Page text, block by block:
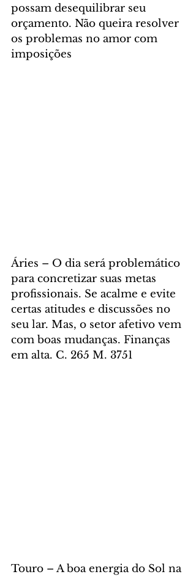
possam desequilibrar seu
orçamento. Não queira resolver
os problemas no amor com
imposições
Áries – O dia será problemático
para concretizar suas metas
profissionais. Se acalme e evite
certas atitudes e discussões no
seu lar. Mas, o setor afetivo vem
com boas mudanças. Finanças
em alta. C. 265 M. 3751
Touro – A boa energia do Sol na